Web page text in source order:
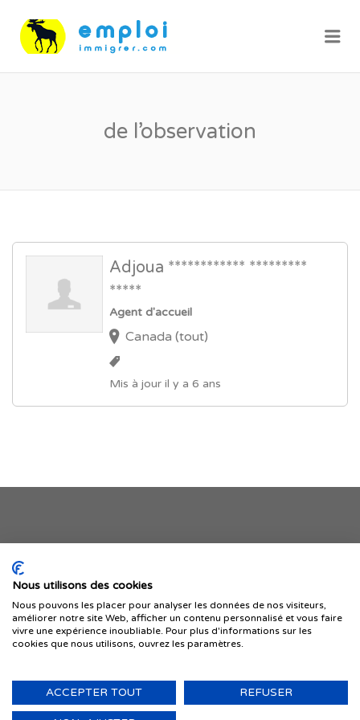
de l’observation
Adjoua ************ *********
*****
Agent d'accueil
Canada (tout)
Mis à jour il y a 6 ans
Je publie mon offre
© 1999-2026 IMMIGRER.COM INC. — TOUS DROITS RÉSERVÉS
Nous utilisons des cookies
Nous pouvons les placer pour analyser les données de nos visiteurs,
améliorer notre site Web, afficher un contenu personnalisé et vous faire
vivre une expérience inoubliable. Pour plus d'informations sur les
cookies que nous utilisons, ouvrez les paramètres.
ACCEPTER TOUT REFUSER